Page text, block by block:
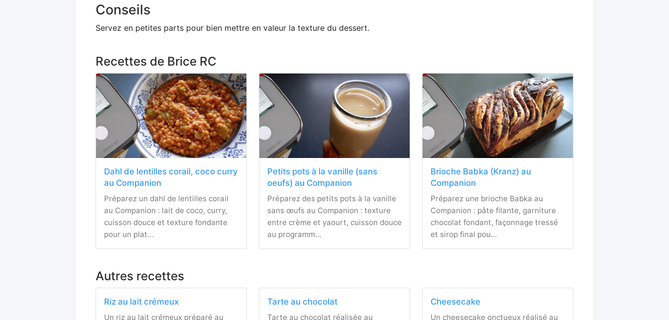
Conseils
Servez en petites parts pour bien mettre en valeur la texture du dessert.
Recettes de Brice RC
Dahl de lentilles corail, coco curry
au Companion
Préparez un dahl de lentilles corail
au Companion : lait de coco, curry,
cuisson douce et texture fondante
pour un plat…
Petits pots à la vanille (sans
oeufs) au Companion
Préparez des petits pots à la vanille
sans œufs au Companion : texture
entre crème et yaourt, cuisson douce
au programm…
Brioche Babka (Kranz) au
Companion
Préparez une brioche Babka au
Companion : pâte filante, garniture
chocolat fondant, façonnage tressé
et sirop final pou…
Autres recettes
Riz au lait crémeux
Un riz au lait crémeux préparé au
Tarte au chocolat
Tarte au chocolat réalisée au
Cheesecake
Un cheesecake onctueux réalisé au